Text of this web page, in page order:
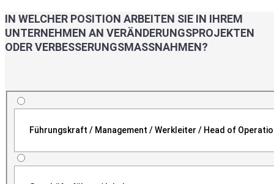
IN WELCHER POSITION ARBEITEN SIE IN IHREM
UNTERNEHMEN AN VERÄNDERUNGSPROJEKTEN
ODER VERBESSERUNGSMASSNAHMEN?
Führungskraft / Management / Werkleiter / Head of